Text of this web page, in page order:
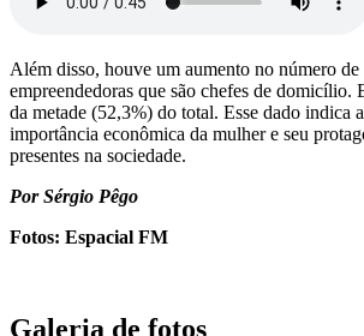
Além disso, houve um aumento no número de
empreendedoras que são chefes de domicílio.
da metade (52,3%) do total. Esse dado indica
importância econômica da mulher e seu
presentes na sociedade.
Por Sérgio Pêgo
Fotos: Espacial FM
Galeria de fotos